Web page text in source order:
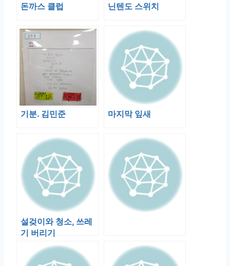
돈까스 클럽 닌텐도 스위치
기분. 김민준 마지막 잎새
설겆이와 청소, 쓰레
기 버리기